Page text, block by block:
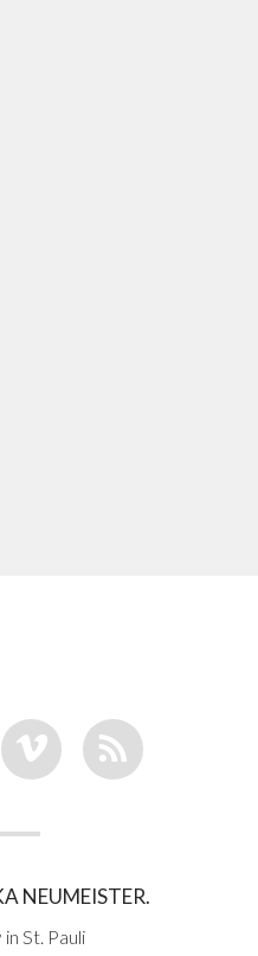
V R
NEUMEISTER.
St. Pauli